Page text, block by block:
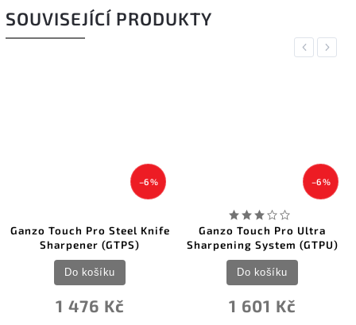
SOUVISEJÍCÍ PRODUKTY
Previous
–6 %
Ganzo Touch Pro Steel Knife
Sharpener (GTPS)
1 476 Kč
Do košíku
–6 %
Ganzo Touch Pro Ultra
Sharpening System (GTPU)
1 601 Kč
Do košíku
Next